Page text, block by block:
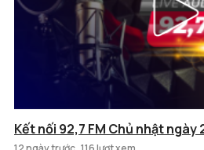
Kết nối 92,7 FM Chủ nhật